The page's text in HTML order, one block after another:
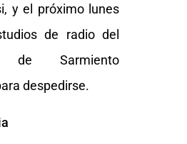
y el próximo lunes
de radio del
Sarmiento
despedirse.